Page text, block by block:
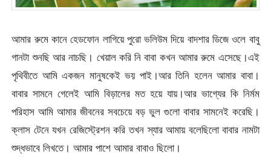
আমার রুমে কানে হেডফোন লাগিয়ে পুরো ভলিউম দিয়ে বাদশার ডিজে ওলে বাবু
গানটা শুনছি আর নাচছি। খেয়াল করি নি বাবা কখন আমার রুমে এসেছে।এই
পৃথিবীতে আমি একজন মানুষকেই ভয় পাই।আর তিনি হলেনআমার বাবা।
বাবার সামনে গেলেই আমি বিড়ালের মত হয়ে যায়।আর ভাগ্যের কি নির্মম
পরিহাস আমি আমার জীবনের সবচেয়ে বড় ভুল গুলো বাবার সামনেই করেছি।
ক্লাস টেনে যখন রেজিস্ট্রেশন করি তখন স্যার আমায় বলেছিলো বাবার নামটা
শুদ্ধভাবে লিখতে। আমার পাশে আমার বাবাও ছিলো।